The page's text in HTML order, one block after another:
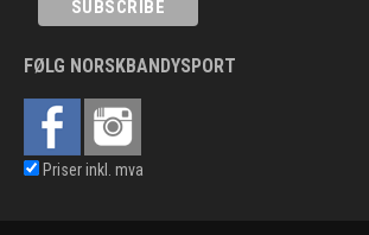
FØLG NORSKBANDYSPORT
Priser inkl. mva